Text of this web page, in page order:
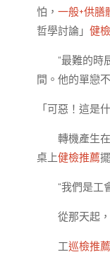
怕， 一般+供膳
哲學討論」 健
“最難的時
間。他的單戀
「可惡！這是
轉機產生
桌上健檢推薦
“我們是工
從那天起
工巡檢推薦